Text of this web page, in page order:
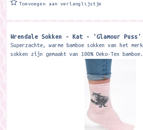
Toevoegen aan verlanglijstje
Wrendale Sokken - Kat - 'Glamour
Superzachte, warme bamboe sokken van het
sokken zijn gemaakt van 100% Oeko-Tex